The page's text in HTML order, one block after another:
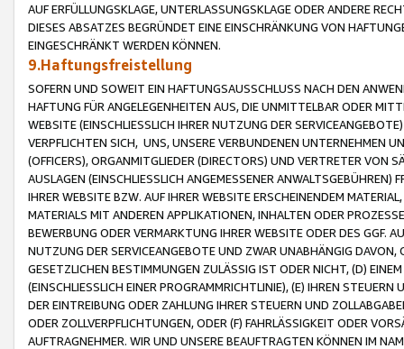
AUF ERFÜLLUNGSKLAGE, UNTERLASSUNGSKLAGE ODER ANDERE
DIESES ABSATZES BEGRÜNDET EINE EINSCHRÄNKUNG VON
EINGESCHRÄNKT WERDEN KÖNNEN.
9.Haftungsfreistellung
SOFERN UND SOWEIT EIN HAFTUNGSAUSSCHLUSS NACH DEN
HAFTUNG FÜR ANGELEGENHEITEN AUS, DIE UNMITTELBAR ODER
WEBSITE (EINSCHLIESSLICH IHRER NUTZUNG DER
VERPFLICHTEN SICH, UNS, UNSERE VERBUNDENEN UNTERNEHMEN
(OFFICERS), ORGANMITGLIEDER (DIRECTORS) UND VERTRETER VON
AUSLAGEN (EINSCHLIESSLICH ANGEMESSENER
IHRER WEBSITE BZW. AUF IHRER WEBSITE ERSCHEINENDEM
MATERIALS MIT ANDEREN APPLIKATIONEN, INHALTEN ODER
BEWERBUNG ODER VERMARKTUNG IHRER WEBSITE ODER DES GGF.
NUTZUNG DER SERVICEANGEBOTE UND ZWAR UNABHÄNGIG
GESETZLICHEN BESTIMMUNGEN ZULÄSSIG IST ODER NICHT, (D)
(EINSCHLIESSLICH EINER PROGRAMMRICHTLINIE), (E) IHREN
DER EINTREIBUNG ODER ZAHLUNG IHRER STEUERN UND
ODER ZOLLVERPFLICHTUNGEN, ODER (F) FAHRLÄSSIGKEIT ODER
AUFTRAGNEHMER. WIR UND UNSERE BEAUFTRAGTEN KÖNNEN IM